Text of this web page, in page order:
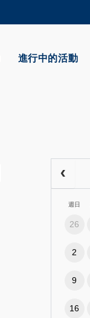
圖書館
進行中的活動
週日
26
2
9
16